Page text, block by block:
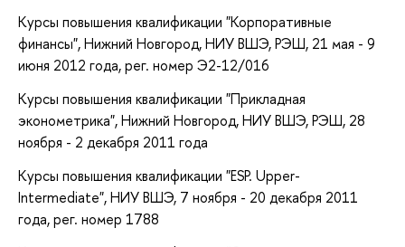
Курсы повышения квалификации "Корпоративные
финансы", Нижний Новгород, НИУ ВШЭ, РЭШ, 21 мая - 9
июня 2012 года, рег. номер Э2-12/016
Курсы повышения квалификации "Прикладная
эконометрика", Нижний Новгород, НИУ ВШЭ, РЭШ, 28
ноября - 2 декабря 2011 года
Курсы повышения квалификации "ESP. Upper-
Intermediate", НИУ ВШЭ, 7 ноября - 20 декабря 2011
года, рег. номер 1788